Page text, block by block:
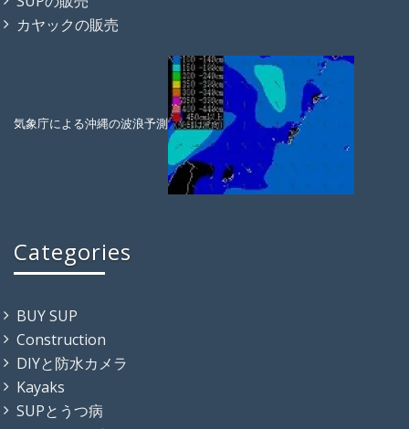
カヤックの販売
気象庁による沖縄の波浪予測
Categories
BUY SUP
Construction
DIYと防水カメラ
Kayaks
SUPとうつ病